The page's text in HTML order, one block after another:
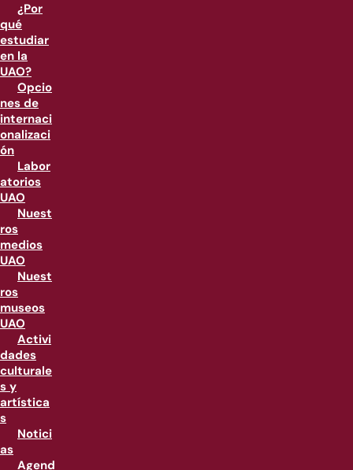
¿Por
qué
estudiar
en la
UAO?
Opcio
nes de
internaci
onalizaci
ón
Labor
atorios
UAO
Nuest
ros
medios
UAO
Nuest
ros
museos
UAO
Activi
dades
culturale
s y
artística
s
Notici
as
Agend